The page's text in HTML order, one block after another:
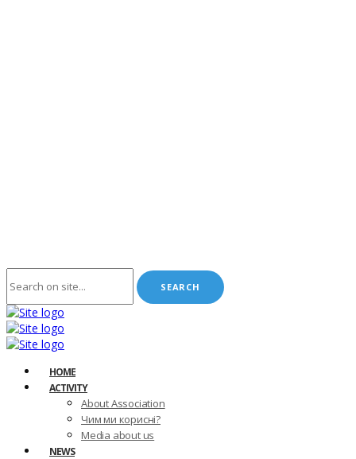
HOME
ACTIVITY
About Association
Чим ми корисні?
Media about us
NEWS